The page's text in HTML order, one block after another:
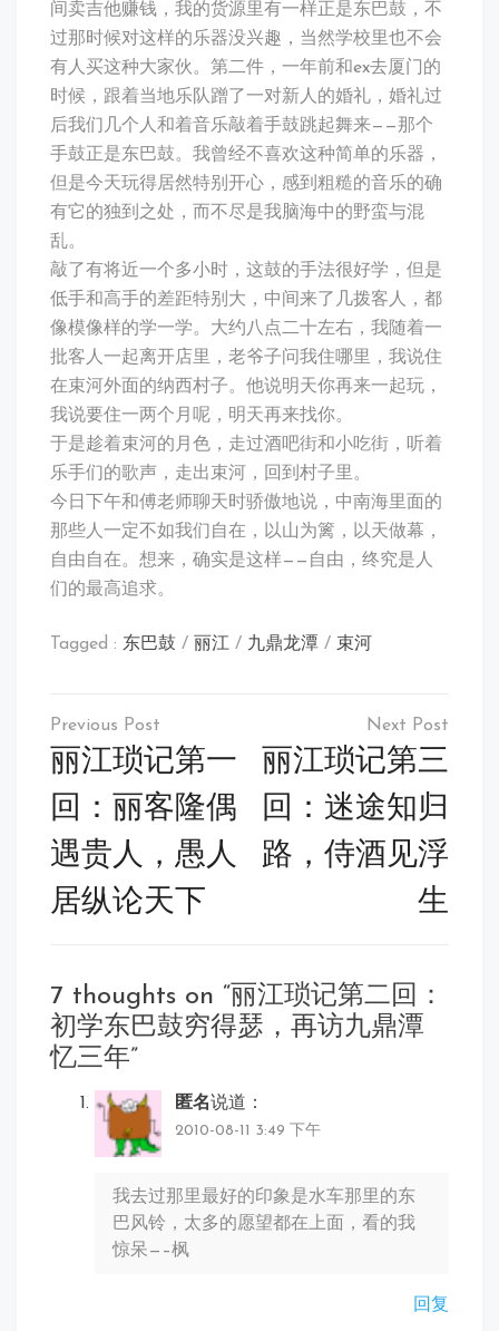
间卖吉他赚钱，我的货源里有一样正是东巴鼓，不
过那时候对这样的乐器没兴趣，当然学校里也不会
有人买这种大家伙。第二件，一年前和ex去厦门的
时候，跟着当地乐队蹭了一对新人的婚礼，婚礼过
后我们几个人和着音乐敲着手鼓跳起舞来——那个
手鼓正是东巴鼓。我曾经不喜欢这种简单的乐器，
但是今天玩得居然特别开心，感到粗糙的音乐的确
有它的独到之处，而不尽是我脑海中的野蛮与混
乱。
敲了有将近一个多小时，这鼓的手法很好学，但是
低手和高手的差距特别大，中间来了几拨客人，都
像模像样的学一学。大约八点二十左右，我随着一
批客人一起离开店里，老爷子问我住哪里，我说住
在束河外面的纳西村子。他说明天你再来一起玩，
我说要住一两个月呢，明天再来找你。
于是趁着束河的月色，走过酒吧街和小吃街，听着
乐手们的歌声，走出束河，回到村子里。
今日下午和傅老师聊天时骄傲地说，中南海里面的
那些人一定不如我们自在，以山为篱，以天做幕，
自由自在。想来，确实是这样——自由，终究是人
们的最高追求。
Tagged : 东巴鼓 / 丽江 / 九鼎龙潭 / 束河
文
章
导
航
丽江琐记第一
回：丽客隆偶
遇贵人，愚人
居纵论天下
丽江琐记第三
回：迷途知归
路，侍酒见浮
生
7 thoughts on “丽江琐记第二回：
初学东巴鼓穷得瑟，再访九鼎潭
忆三年”
匿名说道：
2010-08-11 3:49 下午
我去过那里最好的印象是水车那里的东
巴风铃，太多的愿望都在上面，看的我
惊呆—–枫
回复